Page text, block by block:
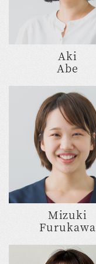
Aki
Abe
Mizuki
Furukawa